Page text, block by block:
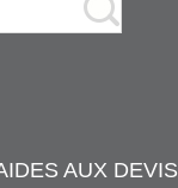
AUX DEVIS